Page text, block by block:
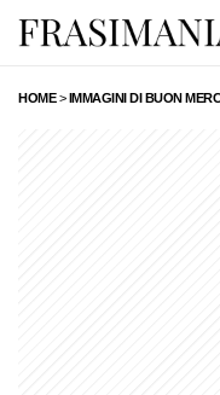
HOME>IMMAGINI DI BUON